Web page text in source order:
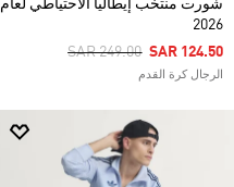
شورت منتخب إيطاليا الاحتياطي لعام
2026
Price Reduced From
SAR 249.00ToSAR 124.50
الرجال كرة القدم